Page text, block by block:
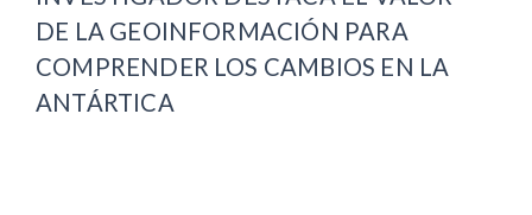
DE LA GEOINFORMACIÓN PARA
COMPRENDER LOS CAMBIOS EN LA
ANTÁRTICA